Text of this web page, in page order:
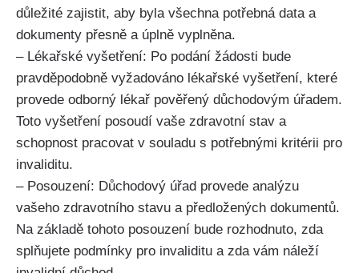
důležité zajistit, aby byla všechna potřebná data a
dokumenty přesně a úplně vyplněna.
– Lékařské vyšetření: Po podání žádosti bude
pravděpodobně vyžadováno lékařské vyšetření, které
provede odborný lékař pověřený důchodovým úřadem.
Toto vyšetření posoudí vaše zdravotní stav a
schopnost pracovat v souladu s potřebnými kritérii pro
invaliditu.
– Posouzení: Důchodový úřad provede analýzu
vašeho zdravotního stavu a předložených dokumentů.
Na základě tohoto posouzení bude rozhodnuto, zda
splňujete podmínky pro invaliditu a zda vám náleží